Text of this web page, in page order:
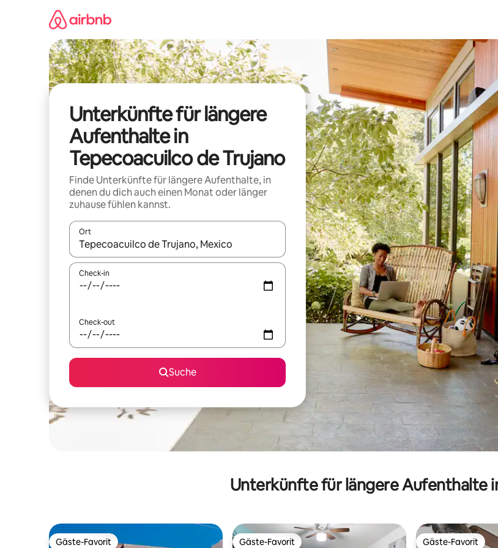
Unterkünfte für längere
Aufenthalte in
Tepecoacuilco de Trujano
Finde Unterkünfte für längere Aufenthalte, in
denen du dich auch einen Monat oder länger
zuhause fühlen kannst.
Ort
Wenn Ergebnisse verfügbar sind, navigiere mit den Pfeiltasten nach oben und unten oder erkunde die
Check-in
Check-out
Suche
Unterkünfte für längere Aufenthalte
Gäste-Favorit Gäste-Favorit Gäste-Favorit